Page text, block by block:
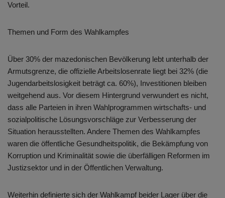
Vorteil.
Themen und Form des Wahlkampfes
Über 30% der mazedonischen Bevölkerung lebt unterhalb der
Armutsgrenze, die offizielle Arbeitslosenrate liegt bei 32% (die
Jugendarbeitslosigkeit beträgt ca. 60%), Investitionen bleiben
weitgehend aus. Vor diesem Hintergrund verwundert es nicht,
dass alle Parteien in ihren Wahlprogrammen wirtschafts- und
sozialpolitische Lösungsvorschläge zur Verbesserung der
Situation herausstellten. Andere Themen des Wahlkampfes
waren die öffentliche Gesundheitspolitik, die Bekämpfung von
Korruption und Kriminalität sowie die überfälligen Reformen im
Justizsektor und in der Öffentlichen Verwaltung.
Weiterhin definierte sich der Wahlkampf beider Lager über die